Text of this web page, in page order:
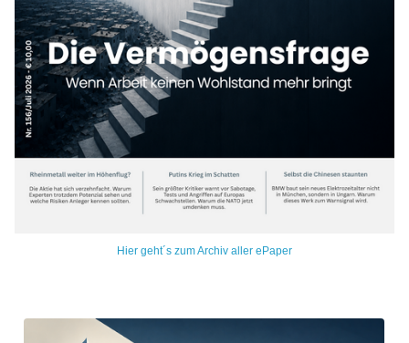
Hier geht´s zum Archiv aller ePaper